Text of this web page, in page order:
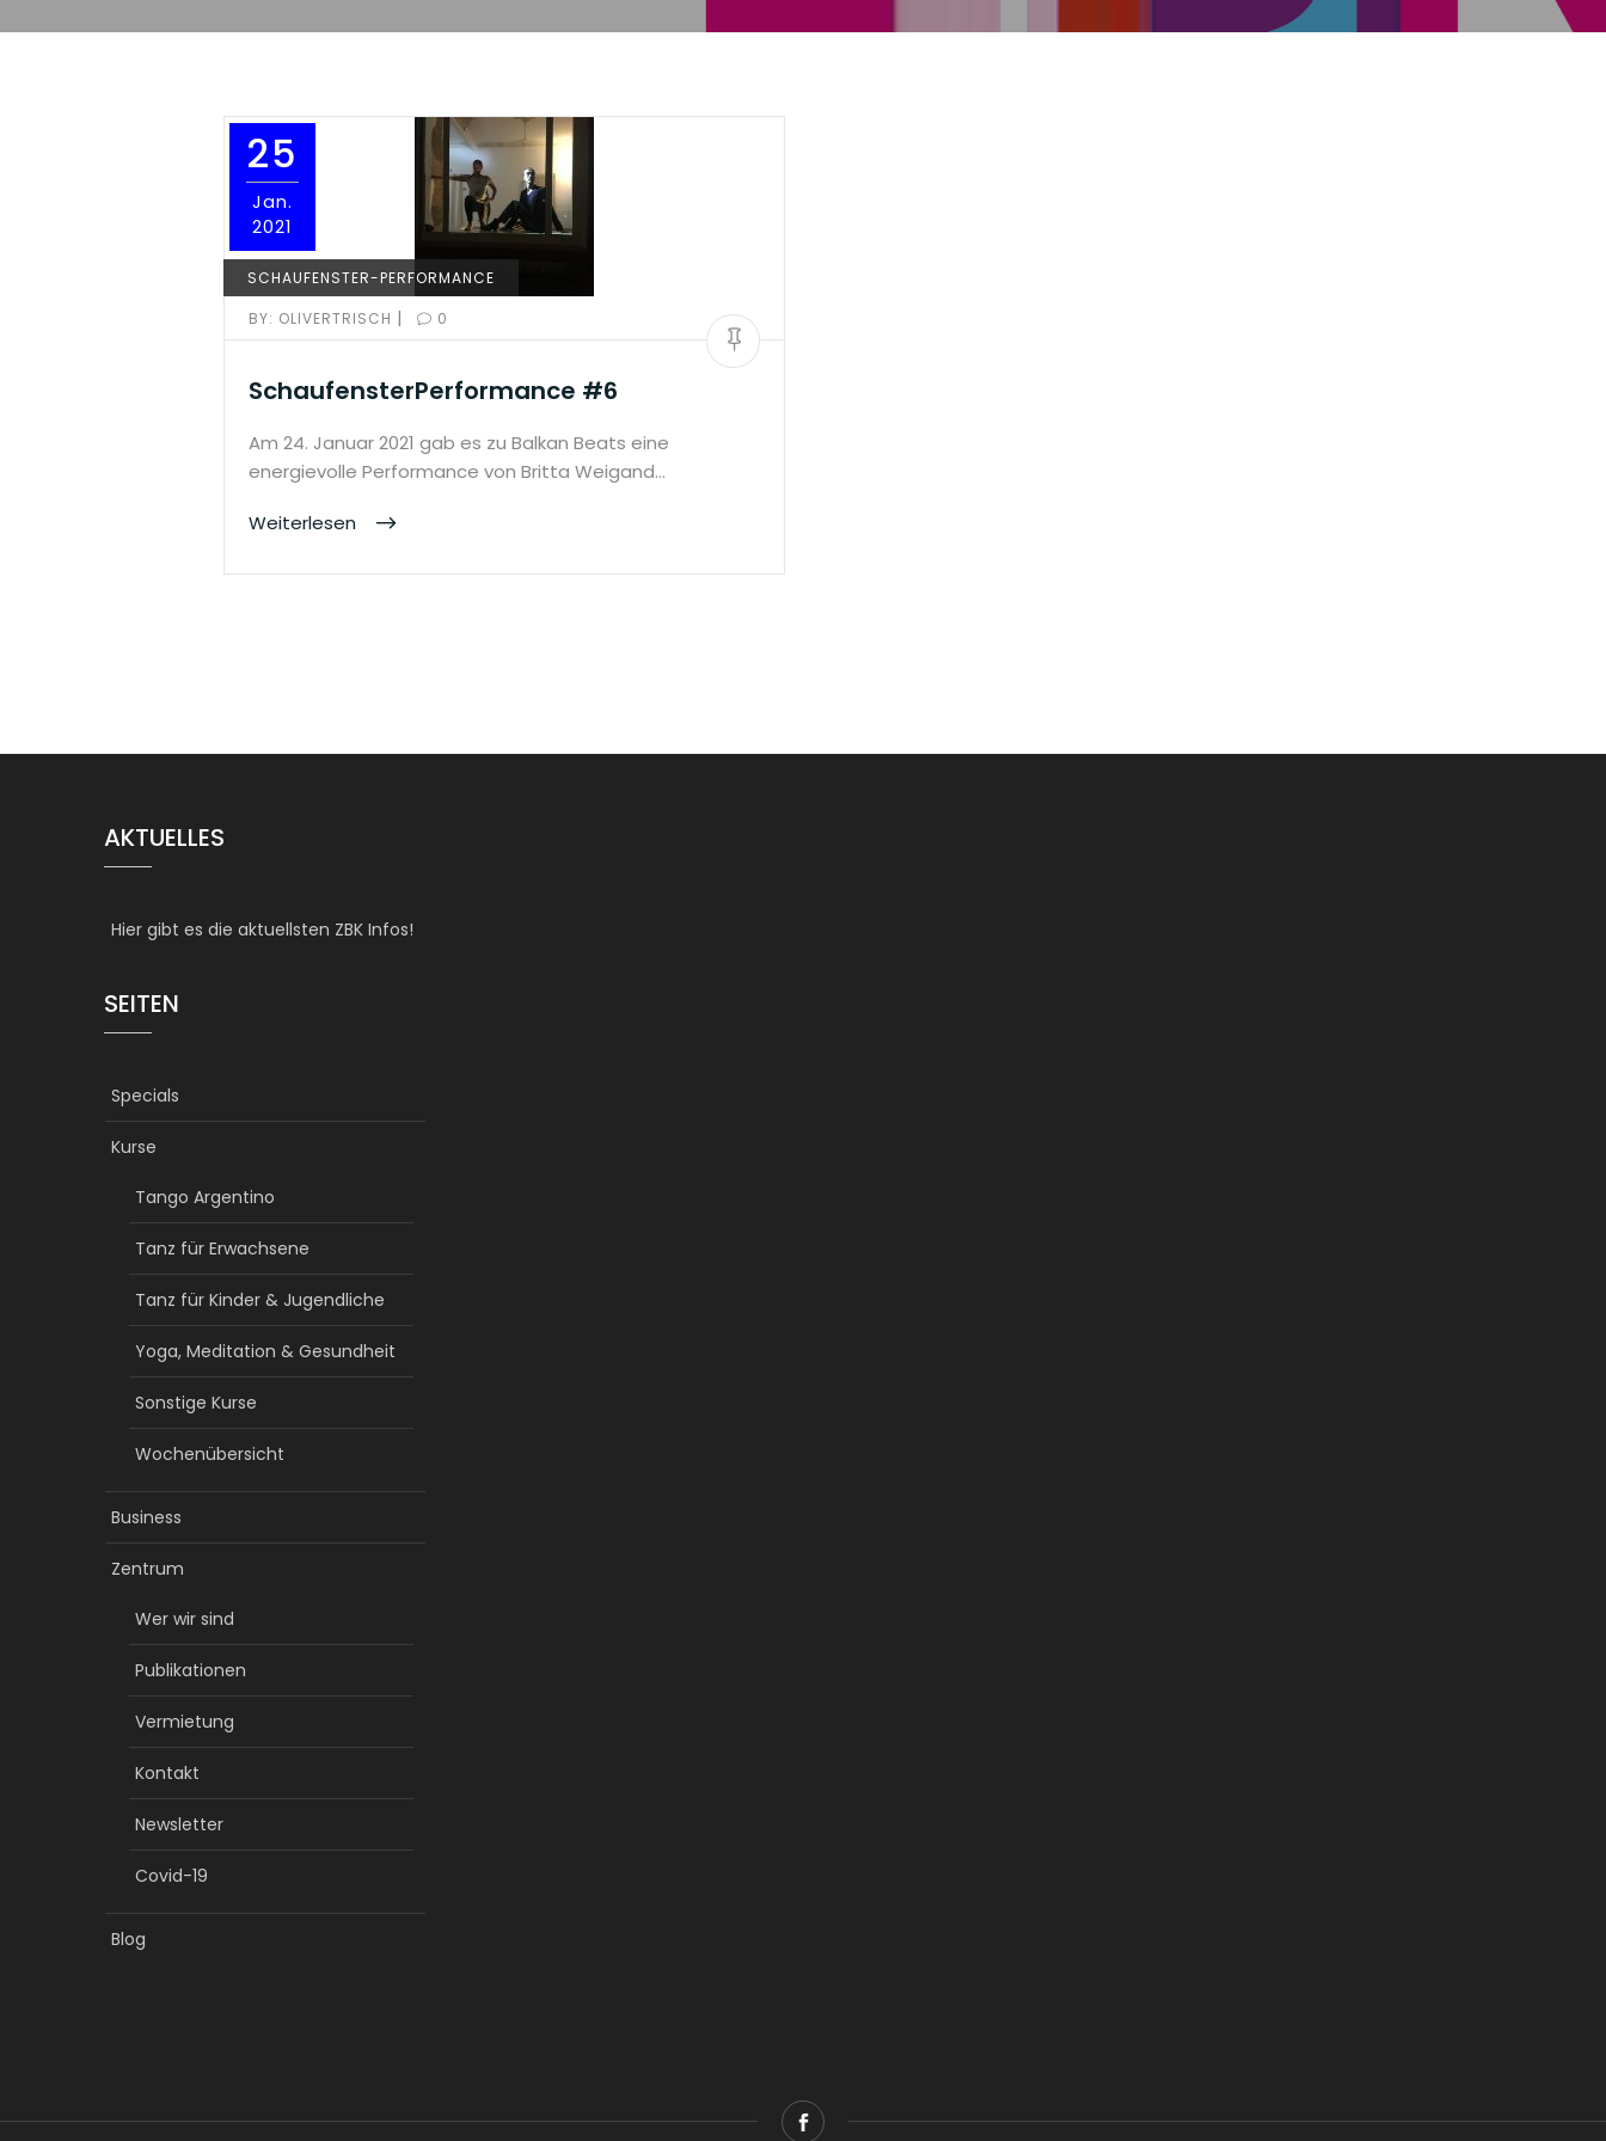
25
Jan.
2021
SCHAUFENSTER-PERFORMANCE
BY: OLIVERTRISCH | 0
SchaufensterPerformance #6
Am 24. Januar 2021 gab es zu Balkan Beats eine
energievolle Performance von Britta Weigand…
Weiterlesen
AKTUELLES
Hier gibt es die aktuellsten ZBK Infos!
SEITEN
Specials
Kurse
Tango Argentino
Tanz für Erwachsene
Tanz für Kinder & Jugendliche
Yoga, Meditation & Gesundheit
Sonstige Kurse
Wochenübersicht
Business
Zentrum
Wer wir sind
Publikationen
Vermietung
Kontakt
Newsletter
Covid-19
Blog